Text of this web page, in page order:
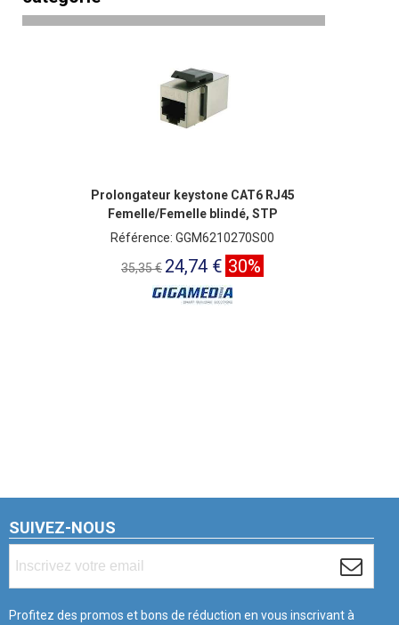
Prolongateur keystone CAT6 RJ45
Femelle/Femelle blindé, STP
Référence: GGM6210270S00
35,35 € 24,74 € 30%
SUIVEZ-NOUS
Profitez des promos et bons de réduction en vous inscrivant à